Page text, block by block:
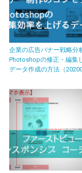
企業の広告バナー戦略分
Photoshopの修正・編集
データ作成の方法（